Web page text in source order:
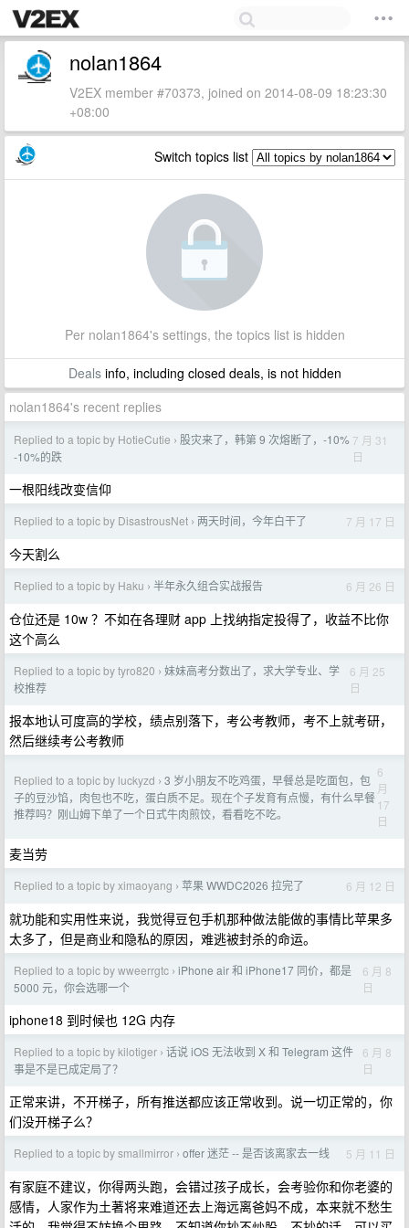
nolan1864
V2EX member #70373, joined on 2014-08-09 18:23:30
+08:00
Switch topics list
Per nolan1864's settings, the topics list is hidden
Dealsinfo, including closed deals, is not hidden
nolan1864's recent replies
Replied to a topic by HotieCutie › 股灾来了，韩第 9 次熔断了，-10%
-10%的跌
7 月 31
日
一根阳线改变信仰
Replied to a topic by DisastrousNet › 两天时间，今年白干了 7 月 17 日
今天割么
Replied to a topic by Haku › 半年永久组合实战报告 6 月 26 日
仓位还是 10w ？不如在各理财 app 上找纳指定投得了，收益不比你
这个高么
Replied to a topic by tyro820 › 妹妹高考分数出了，求大学专业、学
校推荐
6 月 25
日
报本地认可度高的学校，绩点别落下，考公考教师，考不上就考研，
然后继续考公考教师
Replied to a topic by luckyzd › 3 岁小朋友不吃鸡蛋，早餐总是吃面包，包
子的豆沙馅，肉包也不吃，蛋白质不足。现在个子发育有点慢，有什么早餐
推荐吗？刚山姆下单了一个日式牛肉煎饺，看看吃不吃。
6
月
17
日
麦当劳
Replied to a topic by ximaoyang › 苹果 WWDC2026 拉完了 6 月 12 日
就功能和实用性来说，我觉得豆包手机那种做法能做的事情比苹果多
太多了，但是商业和隐私的原因，难逃被封杀的命运。
Replied to a topic by wweerrgtc › iPhone air 和 iPhone17 同价，都是
5000 元，你会选哪一个
6 月 8
日
iphone18 到时候也 12G 内存
Replied to a topic by kilotiger › 话说 iOS 无法收到 X 和 Telegram 这件
事是不是已成定局了？
6 月 8
日
正常来讲，不开梯子，所有推送都应该正常收到。说一切正常的，你
们没开梯子么？
Replied to a topic by smallmirror › offer 迷茫 -- 是否该离家去一线 5 月 11 日
有家庭不建议，你得两头跑，会错过孩子成长，会考验你和你老婆的
感情，人家作为土著将来难道还去上海远离爸妈不成，本来就不愁生